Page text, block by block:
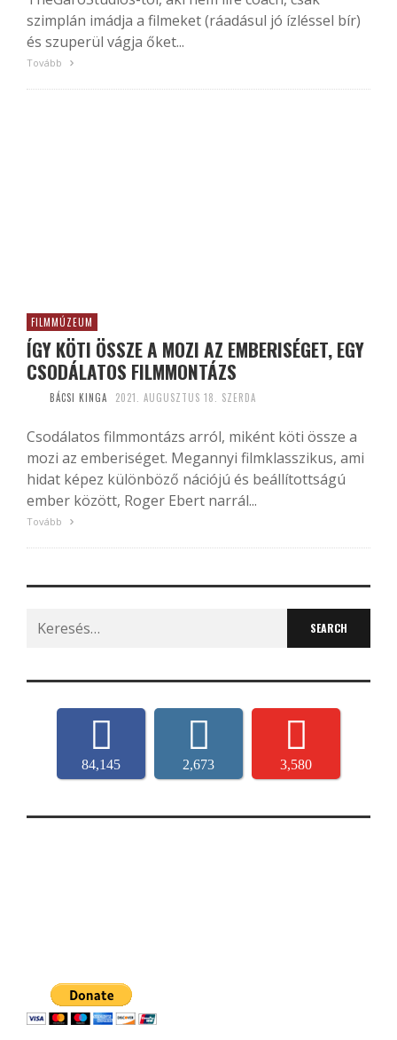
szimplán imádja a filmeket (ráadásul jó ízléssel bír)
és szuperül vágja őket...
Tovább
FILMMÚZEUM
ÍGY KÖTI ÖSSZE A MOZI AZ EMBERISÉGET, EGY
CSODÁLATOS FILMMONTÁZS
BÁCSI KINGA 2021. AUGUSZTUS 18. SZERDA
Csodálatos filmmontázs arról, miként köti össze a
mozi az emberiséget. Megannyi filmklasszikus, ami
hidat képez különböző nációjú és beállítottságú
ember között, Roger Ebert narrál...
Tovább
Search
for:
84,145 2,673 3,580